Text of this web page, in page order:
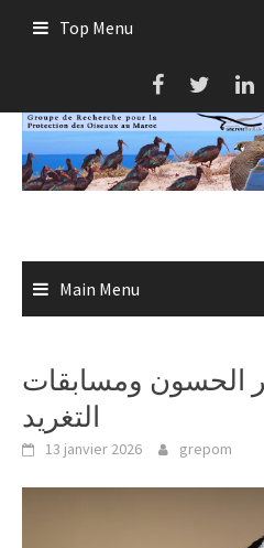
Top Menu
Main Menu
الحسون ومسابقات
التغريد
13 janvier 2026 grepom